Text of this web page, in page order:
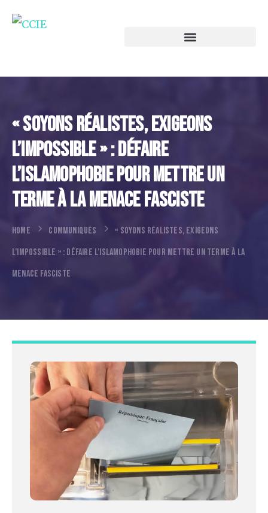
« Soyons Réalistes, Exigeons
L’impossible » : Défaire
L’islamophobie Pour Mettre Un
Terme À La Menace Fasciste
HOME COMMUNIQUÉS
« SOYONS RÉALISTES, EXIGEONS
L’IMPOSSIBLE » : DÉFAIRE L’ISLAMOPHOBIE POUR METTRE UN TERME À LA
MENACE FASCISTE